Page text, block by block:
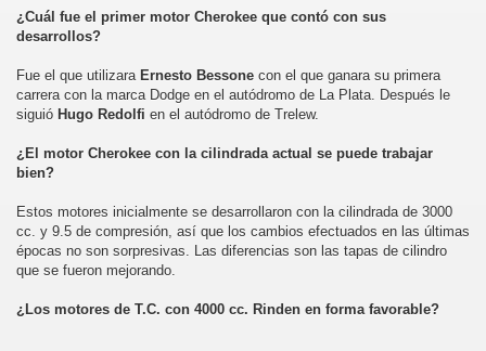
¿Cuál fue el primer motor Cherokee que contó con sus
desarrollos?
Fue el que utilizara Ernesto Bessone con el que ganara su primera
carrera con la marca Dodge en el autódromo de La Plata. Después le
siguió Hugo Redolfi en el autódromo de Trelew.
¿El motor Cherokee con la cilindrada actual se puede trabajar
bien?
Estos motores inicialmente se desarrollaron con la cilindrada de 3000
cc. y 9.5 de compresión, así que los cambios efectuados en las últimas
épocas no son sorpresivas. Las diferencias son las tapas de cilindro
que se fueron mejorando.
¿Los motores de T.C. con 4000 cc. Rinden en forma favorable?